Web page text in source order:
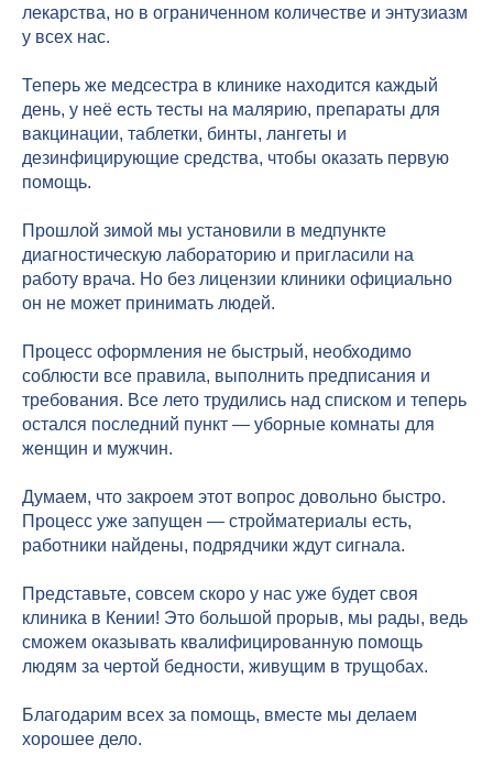
лекарства, но в ограниченном количестве и энтузиазм
у всех нас.
Теперь же медсестра в клинике находится каждый
день, у неё есть тесты на малярию, препараты для
вакцинации, таблетки, бинты, лангеты и
дезинфицирующие средства, чтобы оказать первую
помощь.
Прошлой зимой мы установили в медпункте
диагностическую лабораторию и пригласили на
работу врача. Но без лицензии клиники официально
он не может принимать людей.
Процесс оформления не быстрый, необходимо
соблюсти все правила, выполнить предписания и
требования. Все лето трудились над списком и теперь
остался последний пункт — уборные комнаты для
женщин и мужчин.
Думаем, что закроем этот вопрос довольно быстро.
Процесс уже запущен — стройматериалы есть,
работники найдены, подрядчики ждут сигнала.
Представьте, совсем скоро у нас уже будет своя
клиника в Кении! Это большой прорыв, мы рады, ведь
сможем оказывать квалифицированную помощь
людям за чертой бедности, живущим в трущобах.
Благодарим всех за помощь, вместе мы делаем
хорошее дело.